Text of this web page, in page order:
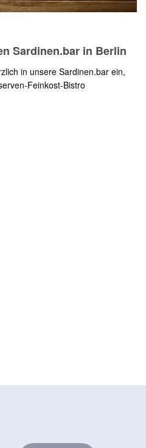
Sardinen.bar in Berlin
in unsere Sardinen.bar ein,
Feinkost-Bistro